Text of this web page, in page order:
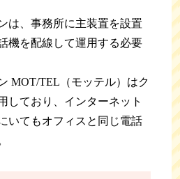
は、事務所に主装置を設置
機を配線して運用する必要
MOT/TEL（モッテル）はク
しており、インターネット
いてもオフィスと同じ電話